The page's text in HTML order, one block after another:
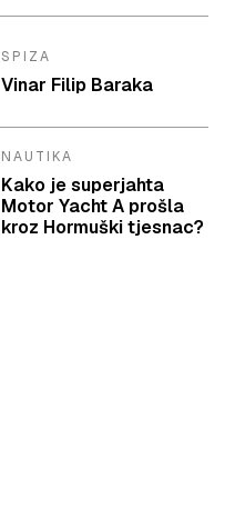
SPIZA
Vinar Filip Baraka
NAUTIKA
Kako je superjahta
Motor Yacht A prošla
kroz Hormuški tjesnac?